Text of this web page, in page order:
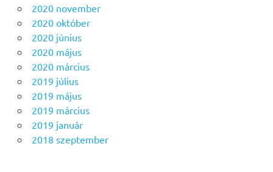
2020 november
2020 október
2020 június
2020 május
2020 március
2019 július
2019 május
2019 március
2019 január
2018 szeptember